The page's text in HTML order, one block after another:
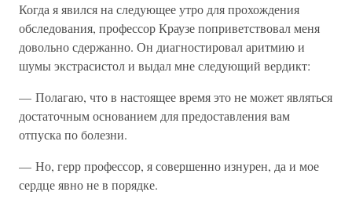
Когда я явился на следующее утро для прохождения
обследования, профессор Краузе поприветствовал меня
довольно сдержанно. Он диагностировал аритмию и
шумы экстрасистол и выдал мне следующий вердикт:
— Полагаю, что в настоящее время это не может являться
достаточным основанием для предоставления вам
отпуска по болезни.
— Но, герр профессор, я совершенно изнурен, да и мое
сердце явно не в порядке.